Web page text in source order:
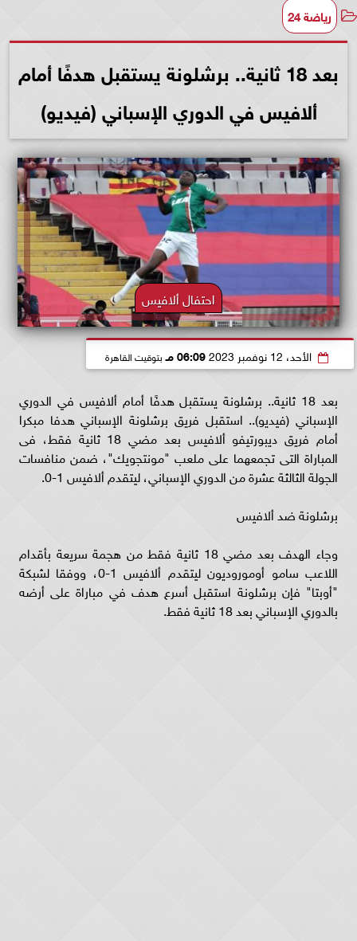
رياضة 24
بعد 18 ثانية.. برشلونة يستقبل هدفًا أمام
ألافيس في الدوري الإسباني (فيديو)
احتفال ألافيس
الأحد، 12 نوفمبر 2023 06:09 مـ بتوقيت القاهرة
بعد 18 ثانية.. برشلونة يستقبل هدفًا أمام ألافيس في الدوري
الإسباني (فيديو).. استقبل فريق برشلونة الإسباني هدفا مبكرا
أمام فريق ديبورتيفو ألافيس بعد مضي 18 ثانية فقط، فى
المباراة التى تجمعهما على ملعب "مونتجويك"، ضمن منافسات
الجولة الثالثة عشرة من الدوري الإسباني، ليتقدم ألافيس 1-0.
برشلونة ضد ألافيس
وجاء الهدف بعد مضي 18 ثانية فقط من هجمة سريعة بأقدام
اللاعب سامو أوموروديون ليتقدم ألافيس 1-0، ووفقا لشبكة
"أوبتا" فإن برشلونة استقبل أسرع هدف في مباراة على أرضه
بالدوري الإسباني بعد 18 ثانية فقط.